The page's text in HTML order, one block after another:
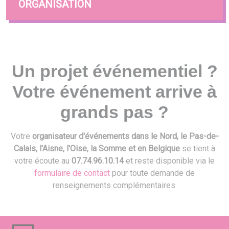
ORGANISATION
Un projet événementiel ?
Votre événement arrive à
grands pas ?
Votre organisateur d'événements dans le Nord, le Pas-de-
Calais, l'Aisne, l'Oise, la Somme et en Belgique se tient à
votre écoute au 07.74.96.10.14et reste disponible via le
formulaire de contact pour toute demande de
renseignements complémentaires.